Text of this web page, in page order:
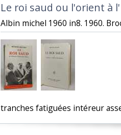
‎Le roi saud ou l'orient à
‎Albin michel 1960 in8. 1960.
‎tranches fatiguées intéreur